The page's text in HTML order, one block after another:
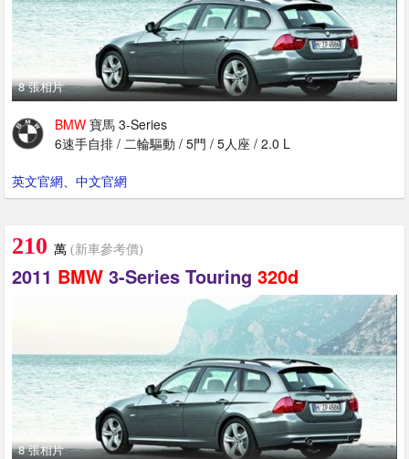
8 張相片
BMW 寶馬 3-Series
6速手自排 / 二輪驅動 / 5門 / 5人座 / 2.0 L
英文官網、 中文官網
210 萬 (新車參考價)
2011 BMW 3-Series Touring 320d
8 張相片